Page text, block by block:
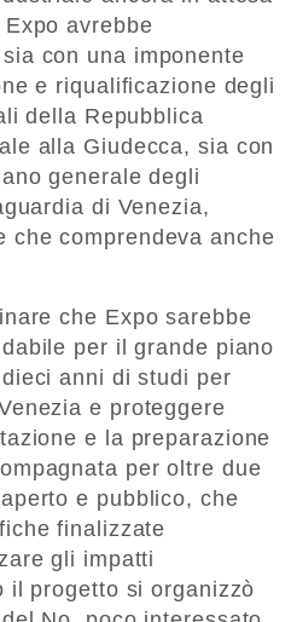
avrebbe
con una imponente
e riqualificazione degli
della Repubblica
alla Giudecca, sia con
generale degli
di Venezia,
che comprendeva anche
che Expo sarebbe
per il grande piano
anni di studi per
e proteggere
e la preparazione
per oltre due
e pubblico, che
finalizzate
gli impatti
il progetto si organizzò